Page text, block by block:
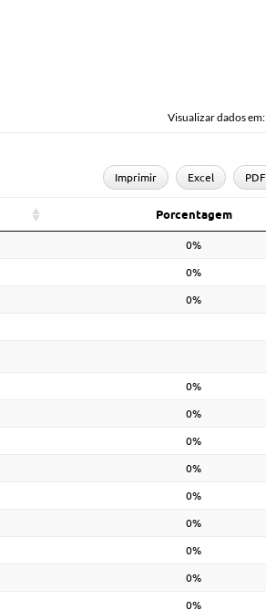
Visualizar dados em:
Imprimir Excel PDF
Porcentagem
0%
0%
0%
0%
0%
0%
0%
0%
0%
0%
0%
0%